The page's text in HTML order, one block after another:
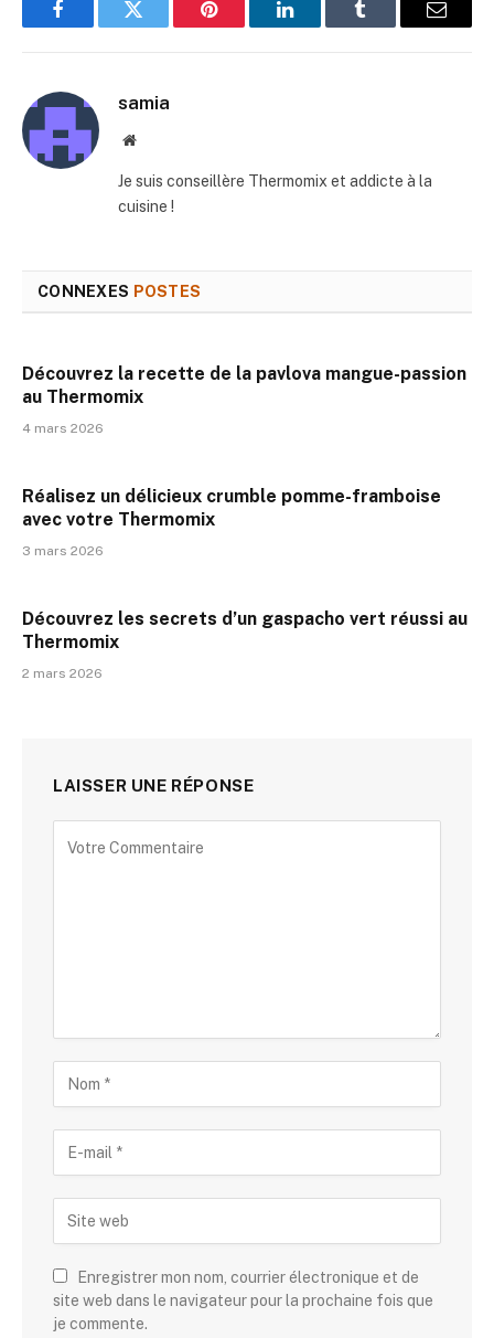
FacebookTwitter Pinterest LinkedInTumblr
E-
samia
Site
Je suis conseillère Thermomix et addicte à la
cuisine !
CONNEXES POSTES
Découvrez la recette de la pavlova mangue-passion
au Thermomix
4 mars 2026
Réalisez un délicieux crumble pomme-framboise
avec votre Thermomix
3 mars 2026
Découvrez les secrets d’un gaspacho vert réussi au
Thermomix
2 mars 2026
LAISSER UNE RÉPONSE
Enregistrer mon nom, courrier électronique et de
site web dans le navigateur pour la prochaine fois que
je commente.